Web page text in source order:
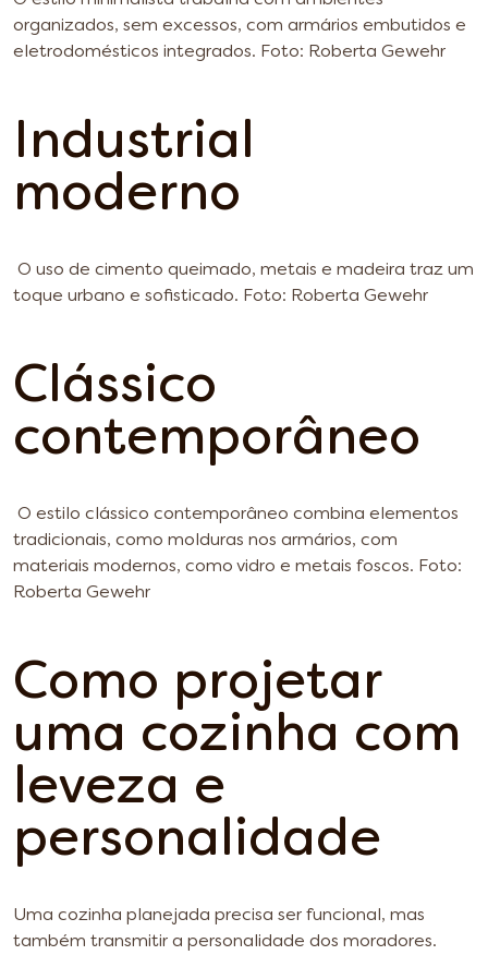
organizados, sem excessos, com armários embutidos e
eletrodomésticos integrados. Foto: Roberta Gewehr
Industrial
moderno
O uso de cimento queimado, metais e madeira traz um
toque urbano e sofisticado. Foto: Roberta Gewehr
Clássico
contemporâneo
O estilo clássico contemporâneo combina elementos
tradicionais, como molduras nos armários, com
materiais modernos, como vidro e metais foscos. Foto:
Roberta Gewehr
Como projetar
uma cozinha com
leveza e
personalidade
Uma cozinha planejada precisa ser funcional, mas
também transmitir a personalidade dos moradores.